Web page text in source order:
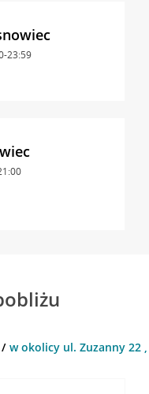
23:59
w okolicy ul. Zuzanny 22